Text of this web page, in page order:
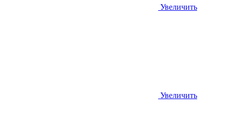
Увеличить
Увеличить